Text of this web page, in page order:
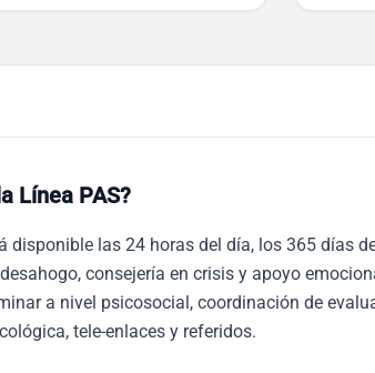
Línea PAS?
disponible las 24 horas del día, los 365 días
consejería en crisis y apoyo
a nivel psicosocial, coordinación de
tele-enlaces y referidos.